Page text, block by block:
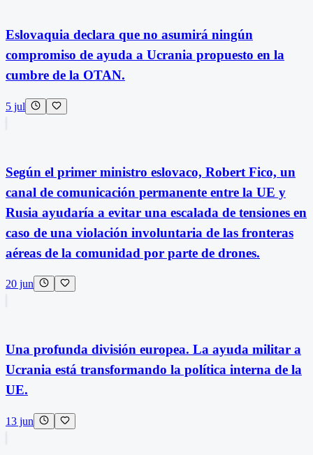
Eslovaquia declara que no asumirá ningún
compromiso de ayuda a Ucrania propuesto en la
cumbre de la OTAN.
5 jul
Según el primer ministro eslovaco, Robert Fico, un
canal de comunicación permanente entre la UE y
Rusia ayudaría a evitar una escalada de tensiones en
caso de una violación involuntaria de las fronteras
aéreas de la comunidad por parte de drones.
20 jun
Una profunda división europea. La ayuda militar a
Ucrania está transformando la política interna de la
UE.
13 jun